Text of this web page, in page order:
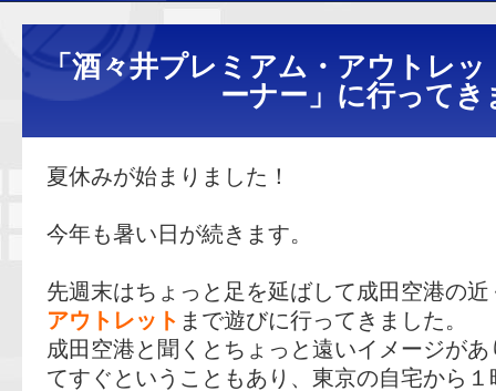
「酒々井プレミアム・アウトレ
ーナー」に行ってき
夏休みが始まりました！
今年も暑い日が続きます。
先週末はちょっと足を延ばして成田空港の近
アウトレット まで遊びに行ってきました。
成田空港と聞くとちょっと遠いイメージが
てすぐということもあり、東京の自宅から